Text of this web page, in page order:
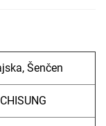
Šenčen
CHISUNG